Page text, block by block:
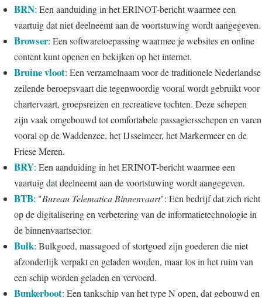
BRN: Een aanduiding in het ERINOT-bericht waarmee een
vaartuig dat niet deelneemt aan de voortstuwing wordt aangegeven.
Browser: Een softwaretoepassing waarmee je websites en online
content kunt openen en bekijken op het internet.
Bruine vloot: Een verzamelnaam voor de traditionele Nederlandse
zeilende beroepsvaart die tegenwoordig vooral wordt gebruikt voor
chartervaart, groepsreizen en recreatieve tochten. Deze schepen
zijn vaak omgebouwd tot comfortabele passagiersschepen en varen
vooral op de Waddenzee, het IJsselmeer, het Markermeer en de
Friese Meren.
BRY: Een aanduiding in het ERINOT-bericht waarmee een
vaartuig dat deelneemt aan de voortstuwing wordt aangegeven.
BTB: "Bureau Telematica Binnenvaart": Een bedrijf dat zich richt
op de digitalisering en verbetering van de informatietechnologie in
de binnenvaartsector.
Bulk: Bulkgoed, massagoed of stortgoed zijn goederen die niet
afzonderlijk verpakt en geladen worden, maar los in het ruim van
een schip worden geladen en vervoerd.
Bunkerboot: Een tankschip van het type N open, dat gebouwd en